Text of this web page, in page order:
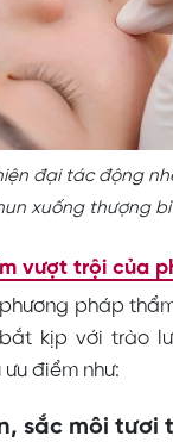
đại tác động
xuống thượng
vượt trội của
pháp
kịp với trào
điểm như:
sắc môi tươi